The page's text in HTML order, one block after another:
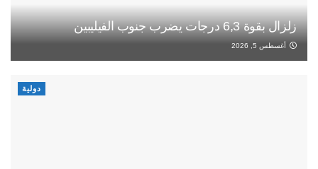
زلزال بقوة 6,3 درجات يضرب جنوب الفيليبين
أغسطس 5, 2026
دولية